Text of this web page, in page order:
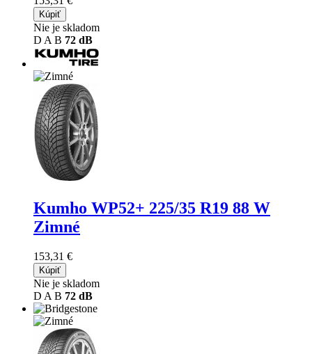
Kúpiť
Nie je skladom
D A B 72 dB
Kumho WP52+ 225/35 R19 88 W
Zimné
153,31 €
Kúpiť
Nie je skladom
D A B 72 dB